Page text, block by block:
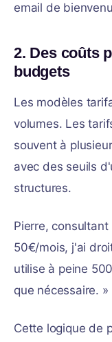
email de
2. Des coûts
budgets
Les modèles
volumes. Les
souvent à
avec des seuils
structures.
Pierre,
50€/mois, j'ai
utilise à peine
que nécessaire. »
Cette logique de